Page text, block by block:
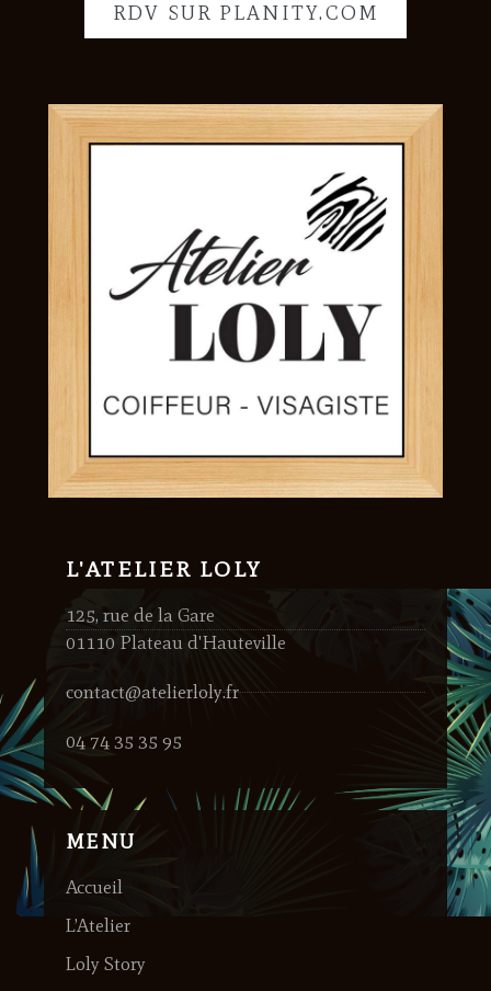
RDV SUR PLANITY.COM
L'ATELIER LOLY
125, rue de la Gare
01110 Plateau d'Hauteville
contact@atelierloly.fr
04 74 35 35 95
MENU
Accueil
L’Atelier
Loly Story